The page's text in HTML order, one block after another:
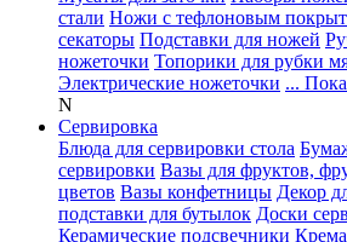
стали Ножи с тефлоновым
секаторы Подставки для ножей
ножеточки Топорики для рубки
Электрические ножеточки ...
N
Сервировка
Блюда для сервировки стола
сервировки Вазы для фруктов,
цветов Вазы конфетницы Декор
подставки для бутылок Доски
Керамические подсвечники